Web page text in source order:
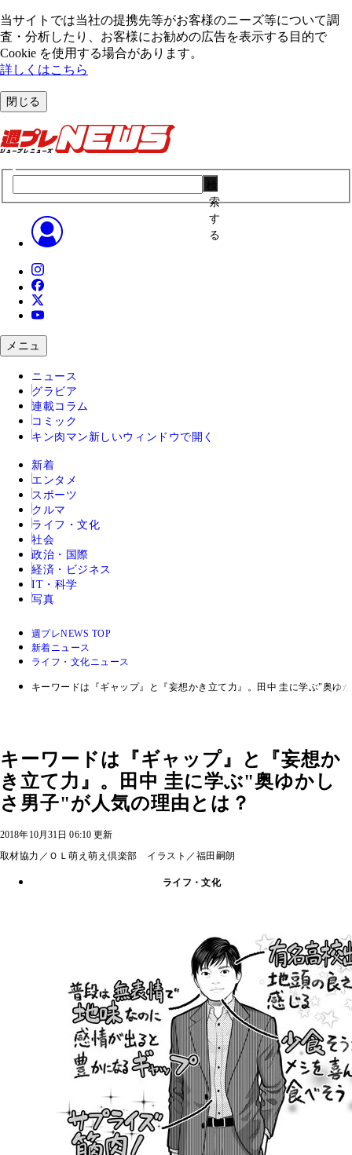
当サイトでは当社の提携先等がお客様のニーズ等について調
査・分析したり、お客様にお勧めの広告を表⽰する⽬的で
Cookie を使⽤する場合があります。
詳しくはこちら
閉じる
索
す
る
メニュ
ニュース
グラビア
連載コラム
コミック
キン肉マン 新しいウィンドウで開く
新着
エンタメ
スポーツ
クルマ
ライフ・文化
社会
政治・国際
経済・ビジネス
IT・科学
写真
週プレNEWS TOP
新着ニュース
ライフ・文化ニュース
キーワードは『ギャップ』と『妄想かき立て力』。田中 圭に学ぶ"奥ゆ
キーワードは『ギャップ』と『妄想か
き立て力』。田中 圭に学ぶ"奥ゆかし
さ男子"が人気の理由とは？
2018年10月31日 06:10 更新
取材協力／ＯＬ萌え萌え倶楽部 イラスト／福田嗣朗
ライフ・文化